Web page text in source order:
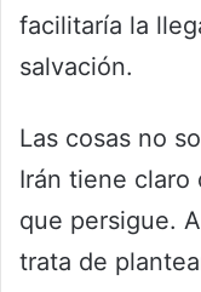
facilitaría la
salvación.
Las cosas no
Irán tiene claro
que persigue.
trata de